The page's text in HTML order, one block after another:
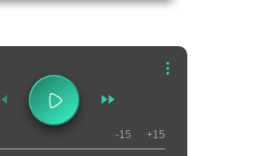
-15 +15